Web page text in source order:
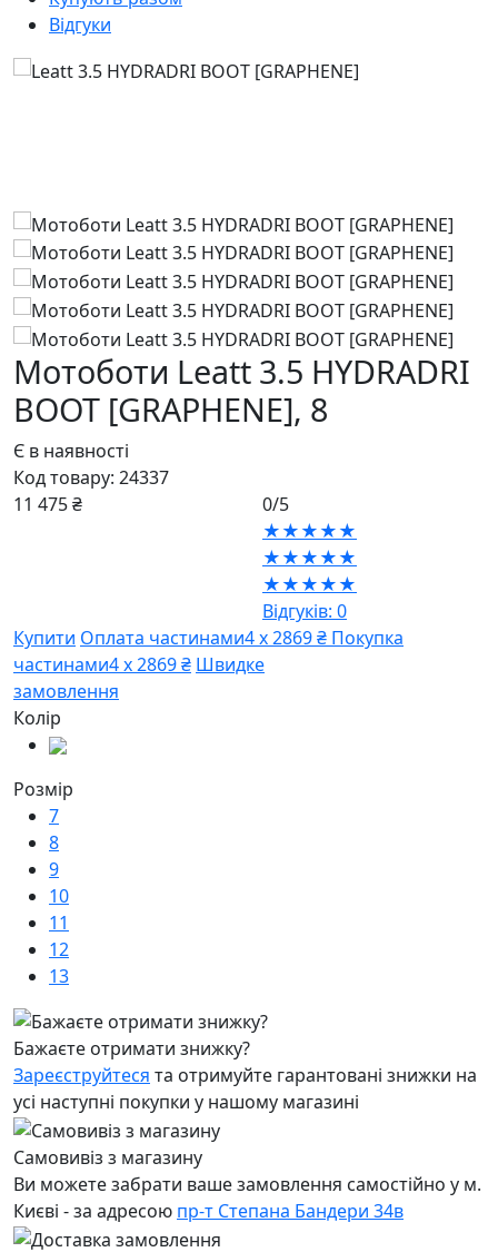
Відгуки
Мотоботи Leatt 3.5 HYDRADRI
BOOT [GRAPHENE], 8
Є в наявності
Код товару: 24337
11 475 ₴
0/5
★★★★★
★★★★★
★★★★★
Відгуків: 0
Купити Оплата частинами4 х 2869 ₴ Покупка
частинами4 х 2869 ₴ Швидке
замовлення
Колір
Розмір
7
8
9
10
11
12
13
Бажаєте отримати знижку?
Зареєструйтеся та отримуйте гарантовані знижки на
усі наступні покупки у нашому магазині
Самовивіз з магазину
Ви можете забрати ваше замовлення самостійно у м.
Києві - за адресою пр-т Степана Бандери 34в